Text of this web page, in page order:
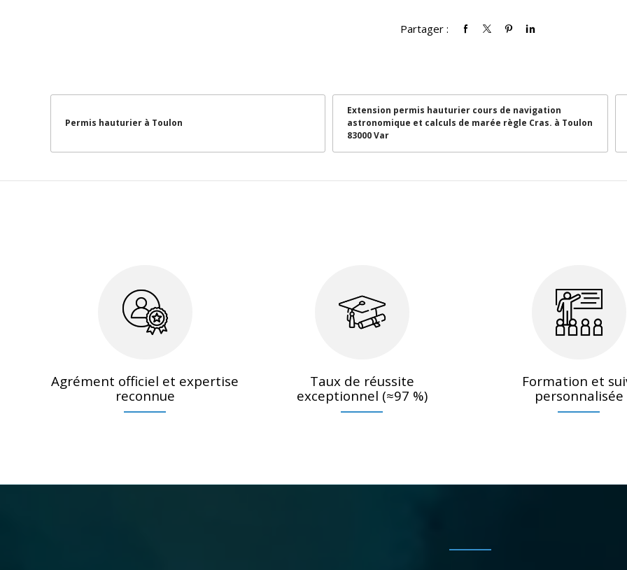
Partager :
Permis hauturier à Toulon
Extension permis hauturier cours de navigation
astronomique et calculs de marée règle Cras. à Toulon
83000 Var
Agrément officiel et expertise
reconnue
Taux de réussite
exceptionnel (≈97 %)
Formation et
personnalisée